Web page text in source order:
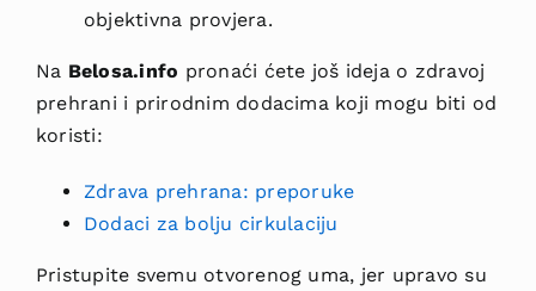
objektivna provjera.
Na Belosa.info pronaći ćete još ideja o zdravoj
prehrani i prirodnim dodacima koji mogu biti od
koristi:
Zdrava prehrana: preporuke
Dodaci za bolju cirkulaciju
Pristupite svemu otvorenog uma, jer upravo su